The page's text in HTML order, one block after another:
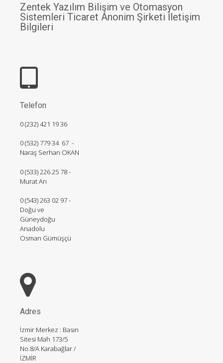
Zentek Yazılım Bilişim ve Otomasyon
Sistemleri Ticaret Anonim Şirketi İletişim
Bilgileri
Telefon
0 (232) 421 19 36
0 (532) 779 34 67 -
Naraş Serhan OKAN
0 (533) 226 25 78 -
Murat Arı
0 (543) 263 02 97 -
Doğu ve
Güneydoğu
Anadolu
Osman Gümüşçü
Adres
İzmir Merkez : Basın
Sitesi Mah 173/5
No.8/A Karabağlar /
İZMİR